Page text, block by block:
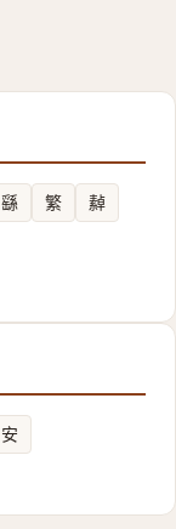
繇 繁
繛
安